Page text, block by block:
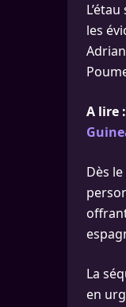
les
A lire :
Dès
La
en